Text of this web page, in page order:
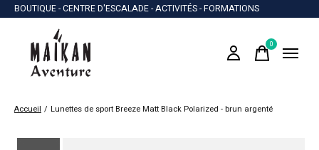
BOUTIQUE - CENTRE D'ESCALADE - ACTIVITÉS - FORMATIONS
0items
Accueil / Lunettes de sport Breeze Matt Black Polarized - brun argenté